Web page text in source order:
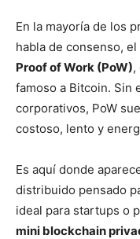
En la mayoría de los
habla de consenso,
Proof of Work (PoW),
famoso a Bitcoin. Sin
corporativos, PoW
costoso, lento y
Es aquí donde
distribuido pensado
ideal para startups o
mini blockchain